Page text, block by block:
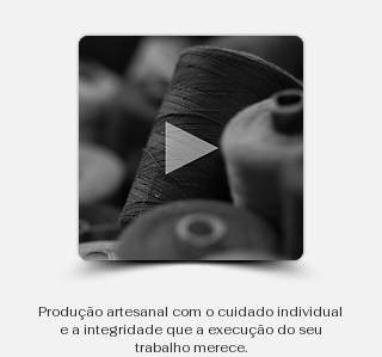
Produção artesanal com o cuidado individual
e a integridade que a execução do seu
trabalho merece.